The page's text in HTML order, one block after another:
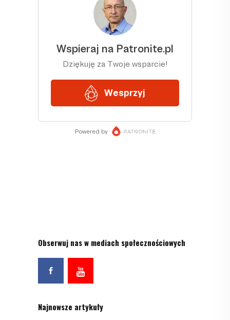
Obserwuj nas w mediach społecznościowych
Najnowsze artykuły